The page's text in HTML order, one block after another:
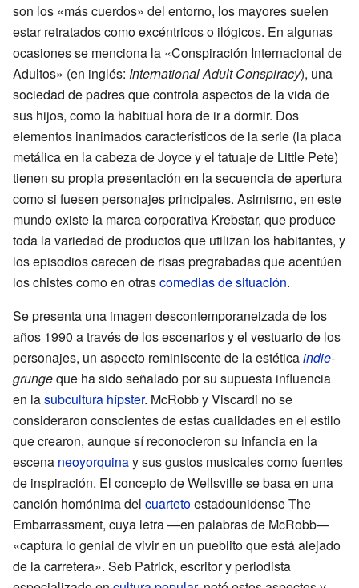
son los «más cuerdos» del entorno, los mayores suelen
estar retratados como excéntricos o ilógicos. En algunas
ocasiones se menciona la «Conspiración Internacional de
Adultos» (en inglés: International Adult Conspiracy), una
sociedad de padres que controla aspectos de la vida de
sus hijos, como la habitual hora de ir a dormir. Dos
elementos inanimados característicos de la serie (la placa
metálica en la cabeza de Joyce y el tatuaje de Little Pete)
tienen su propia presentación en la secuencia de apertura
como si fuesen personajes principales. Asimismo, en este
mundo existe la marca corporativa Krebstar, que produce
toda la variedad de productos que utilizan los habitantes, y
los episodios carecen de risas pregrabadas que acentúen
los chistes como en otrascomedias de situación.
Se presenta una imagen descontemporaneizada de los
años 1990 a través de los escenarios y el vestuario de los
personajes, un aspecto reminiscente de la estéticaindie-
grungeque ha sido señalado por su supuesta influencia
en lasubcultura hípster. McRobb y Viscardi no se
consideraron conscientes de estas cualidades en el estilo
que crearon, aunque sí reconocieron su infancia en la
escena neoyorquinay sus gustos musicales como fuentes
de inspiración. El concepto de Wellsville se basa en una
canción homónima del cuartetoestadounidense The
Embarrassment, cuya letra —en palabras de McRobb—
«captura lo genial de vivir en un pueblito que está alejado
de la carretera». Seb Patrick, escritor y periodista